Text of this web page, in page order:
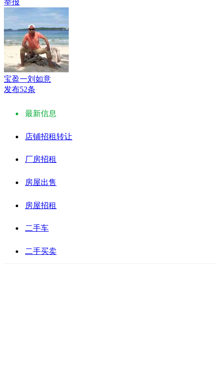
宝盈一刘如意
发布52条
最新信息
店铺招租转让
厂房招租
房屋出售
房屋招租
二手车
二手买卖